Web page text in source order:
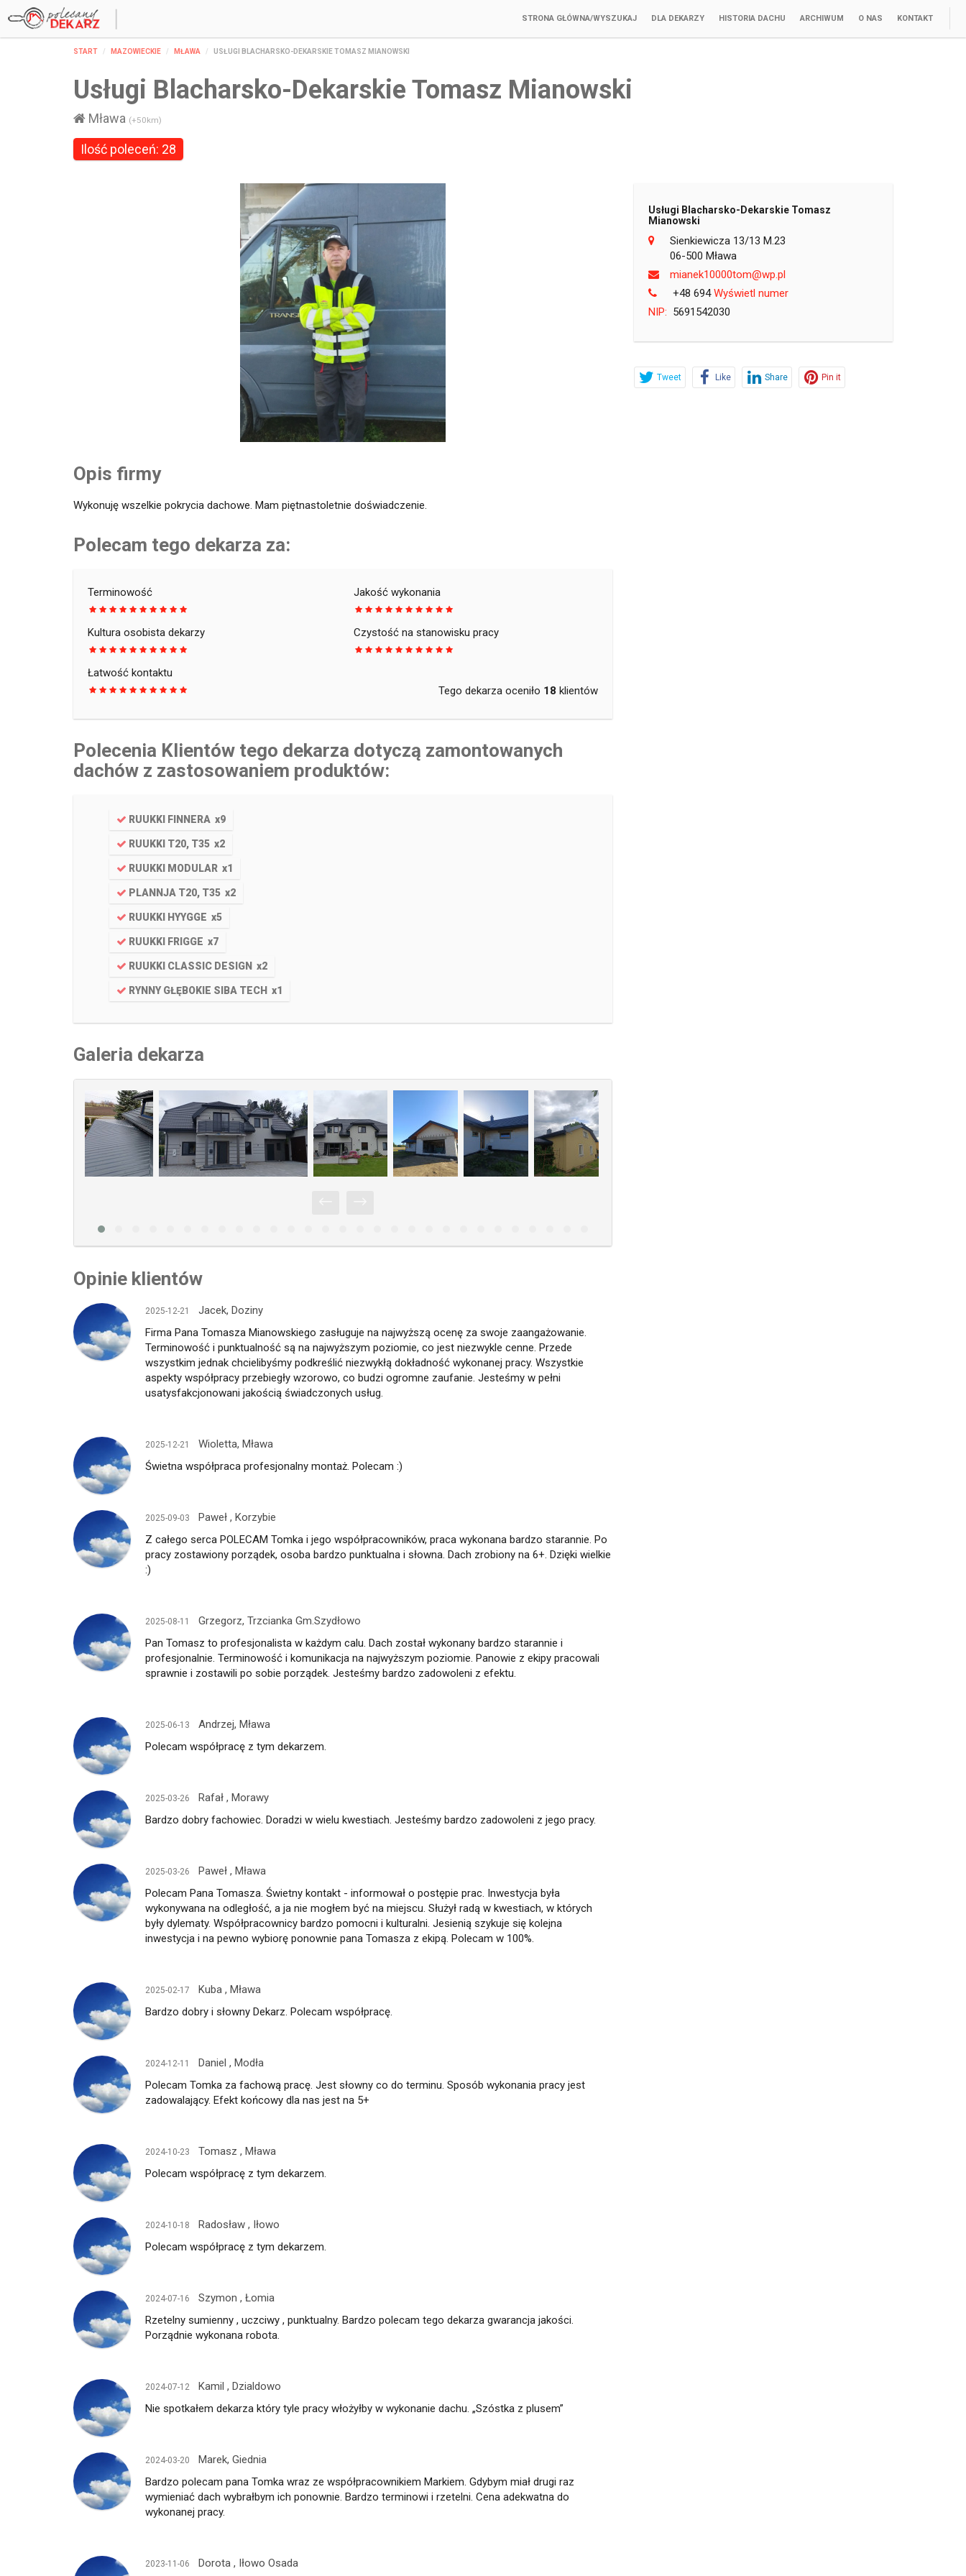
STRONA GŁÓWNA/WYSZUKAJ DLA DEKARZY HISTORIA DACHU ARCHIWUM O NAS KONTAKT
START MAZOWIECKIE MŁAWA USŁUGI BLACHARSKO-DEKARSKIE TOMASZ MIANOWSKI
Usługi Blacharsko-Dekarskie Tomasz Mianowski
Mława (+50km)
Ilość poleceń: 28
Opis firmy
Wykonuję wszelkie pokrycia dachowe. Mam piętnastoletnie doświadczenie.
Polecam tego dekarza za:
Terminowość
Kultura osobista dekarzy
Łatwość kontaktu
Jakość wykonania
Czystość na stanowisku pracy
Tego dekarza oceniło 18 klientów
Polecenia Klientów tego dekarza dotyczą zamontowanych
dachów z zastosowaniem produktów:
RUUKKI FINNERA x9
RUUKKI T20, T35 x2
RUUKKI MODULAR x1
PLANNJA T20, T35 x2
RUUKKI HYYGGE x5
RUUKKI FRIGGE x7
RUUKKI CLASSIC DESIGN x2
RYNNY GŁĘBOKIE SIBA TECH x1
Galeria dekarza
Opinie klientów
2025-12-21
Jacek, Doziny
Firma Pana Tomasza Mianowskiego zasługuje na najwyższą ocenę za swoje zaangażowanie.
Terminowość i punktualność są na najwyższym poziomie, co jest niezwykle cenne. Przede
wszystkim jednak chcielibyśmy podkreślić niezwykłą dokładność wykonanej pracy. Wszystkie
aspekty współpracy przebiegły wzorowo, co budzi ogromne zaufanie. Jesteśmy w pełni
usatysfakcjonowani jakością świadczonych usług.
2025-12-21
Wioletta, Mława
Świetna współpraca profesjonalny montaż. Polecam :)
2025-09-03
Paweł , Korzybie
Z całego serca POLECAM Tomka i jego współpracowników, praca wykonana bardzo starannie. Po
pracy zostawiony porządek, osoba bardzo punktualna i słowna. Dach zrobiony na 6+. Dzięki wielkie
:)
2025-08-11
Grzegorz, Trzcianka Gm.Szydłowo
Pan Tomasz to profesjonalista w każdym calu. Dach został wykonany bardzo starannie i
profesjonalnie. Terminowość i komunikacja na najwyższym poziomie. Panowie z ekipy pracowali
sprawnie i zostawili po sobie porządek. Jesteśmy bardzo zadowoleni z efektu.
2025-06-13
Andrzej, Mława
Polecam współpracę z tym dekarzem.
2025-03-26
Rafał , Morawy
Bardzo dobry fachowiec. Doradzi w wielu kwestiach. Jesteśmy bardzo zadowoleni z jego pracy.
2025-03-26
Paweł , Mława
Polecam Pana Tomasza. Świetny kontakt - informował o postępie prac. Inwestycja była
wykonywana na odległość, a ja nie mogłem być na miejscu. Służył radą w kwestiach, w których
były dylematy. Współpracownicy bardzo pomocni i kulturalni. Jesienią szykuje się kolejna
inwestycja i na pewno wybiorę ponownie pana Tomasza z ekipą. Polecam w 100%.
2025-02-17
Kuba , Mława
Bardzo dobry i słowny Dekarz. Polecam współpracę.
2024-12-11
Daniel , Modła
Polecam Tomka za fachową pracę. Jest słowny co do terminu. Sposób wykonania pracy jest
zadowalający. Efekt końcowy dla nas jest na 5+
2024-10-23
Tomasz , Mława
Polecam współpracę z tym dekarzem.
2024-10-18
Radosław , Iłowo
Polecam współpracę z tym dekarzem.
2024-07-16
Szymon , Łomia
Rzetelny sumienny , uczciwy , punktualny. Bardzo polecam tego dekarza gwarancja jakości.
Porządnie wykonana robota.
2024-07-12
Kamil , Dzialdowo
Nie spotkałem dekarza który tyle pracy włożyłby w wykonanie dachu. „Szóstka z plusem”
2024-03-20
Marek, Giednia
Bardzo polecam pana Tomka wraz ze współpracownikiem Markiem. Gdybym miał drugi raz
wymieniać dach wybrałbym ich ponownie. Bardzo terminowi i rzetelni. Cena adekwatna do
wykonanej pracy.
2023-11-06 Dorota , Iłowo Osada
Usługi Blacharsko-Dekarskie Tomasz
Mianowski
Sienkiewicza 13/13 M.23
06-500 Mława
lp.pw@mot00001kenaim
+48 694Wyświetl numer
NIP: 5691542030
Tweet Like Share Pin it